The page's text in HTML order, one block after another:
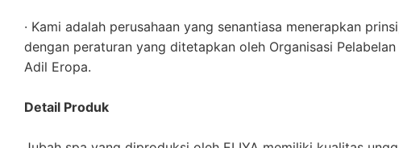
· Kami adalah perusahaan yang senantiasa menerapkan
dengan peraturan yang ditetapkan oleh Organisasi
Adil Eropa.
Detail Produk